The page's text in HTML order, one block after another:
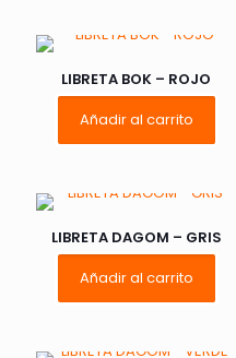
LIBRETA BOK – ROJO
Añadir al carrito
LIBRETA DAGOM – GRIS
Añadir al carrito